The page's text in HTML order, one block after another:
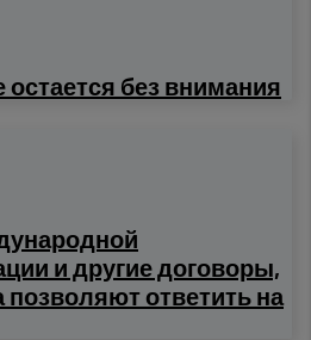
остается без внимания
и другие договоры,
ответить на